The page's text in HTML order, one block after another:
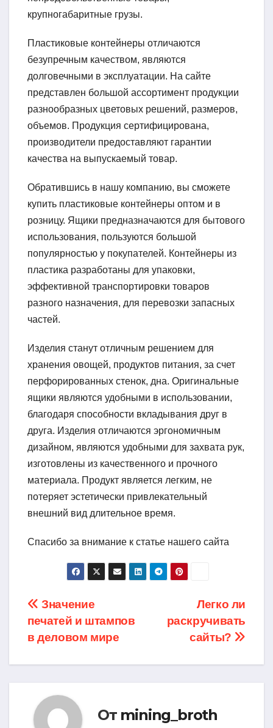
крупногабаритные грузы.
Пластиковые контейнеры отличаются
безупречным качеством, являются
долговечными в эксплуатации. На сайте
представлен большой ассортимент продукции
разнообразных цветовых решений, размеров,
объемов. Продукция сертифицирована,
производители предоставляют гарантии
качества на выпускаемый товар.
Обратившись в нашу компанию, вы сможете
купить пластиковые контейнеры оптом и в
розницу. Ящики предназначаются для бытового
использования, пользуются большой
популярностью у покупателей. Контейнеры из
пластика разработаны для упаковки,
эффективной транспортировки товаров
разного назначения, для перевозки запасных
частей.
Изделия станут отличным решением для
хранения овощей, продуктов питания, за счет
перфорированных стенок, дна. Оригинальные
ящики являются удобными в использовании,
благодаря способности вкладывания друг в
друга. Изделия отличаются эргономичным
дизайном, являются удобными для захвата рук,
изготовлены из качественного и прочного
материала. Продукт является легким, не
потеряет эстетически привлекательный
внешний вид длительное время.
Спасибо за внимание к статье нашего сайта
Навигация
по
записям
Легко ли
раскручивать
сайты?
Значение
печатей и штампов
в деловом мире
От mining_broth